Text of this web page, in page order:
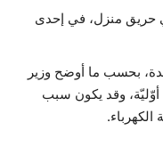
حريق منزل، في إحدى
بحسب ما أوضح وزير
أوّليّة، وقد يكون سبب